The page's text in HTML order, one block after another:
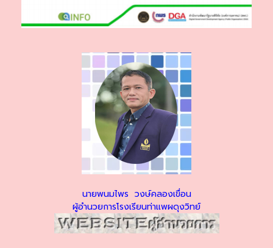
นายพนมไพร วงษ์คลองเขื่อน
ผู้อำนวยการโรงเรียนท่าแพผดุงวิทย์